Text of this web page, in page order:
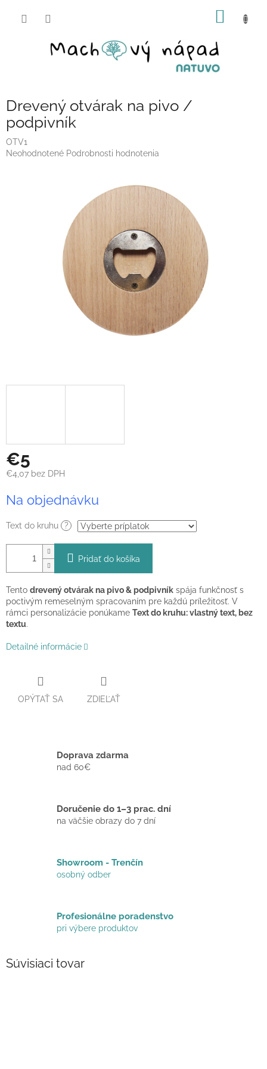
Drevený otvárak na pivo /
podpivník
OTV1
Priemerné
Neohodnotené Podrobnosti hodnotenia
€5
€4,07 bez DPH
cena:
Na objednávku
Text do kruhu ?
Pridať do košíka
Tento drevený otvárak na pivo & podpivník spája funkčnosť s
poctivým remeselným spracovaním pre každú príležitosť. V
rámci personalizácie ponúkame Text do kruhu: vlastný text, bez
textu.
Detailné informácie
OPÝTAŤ SA ZDIEĽAŤ
Doprava zdarma
nad 60€
Doručenie do 1–3 prac. dní
na väčšie obrazy do 7 dní
Showroom - Trenčín
osobný odber
Profesionálne poradenstvo
pri výbere produktov
Súvisiaci tovar